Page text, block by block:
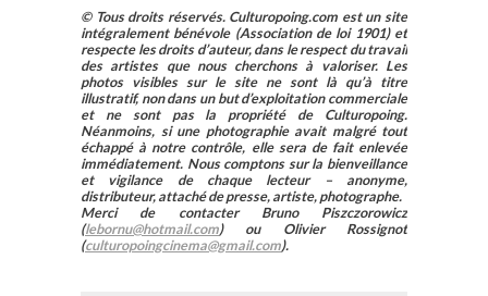
© Tous droits réservés. Culturopoing.com est un site
intégralement bénévole (Association de loi 1901) et
respecte les droits d’auteur, dans le respect du travail
des artistes que nous cherchons à valoriser. Les
photos visibles sur le site ne sont là qu’à titre
illustratif, non dans un but d’exploitation commerciale
et ne sont pas la propriété de Culturopoing.
Néanmoins, si une photographie avait malgré tout
échappé à notre contrôle, elle sera de fait enlevée
immédiatement. Nous comptons sur la bienveillance
et vigilance de chaque lecteur – anonyme,
distributeur, attaché de presse, artiste, photographe.
Merci de contacter Bruno Piszczorowicz
(lebornu@hotmail.com) ou Olivier Rossignot
(culturopoingcinema@gmail.com).